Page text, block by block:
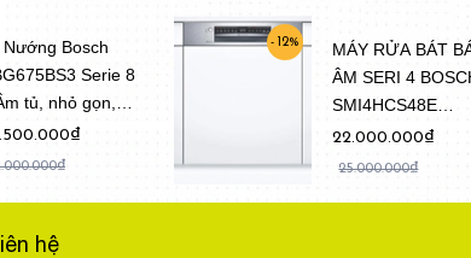
Nướng Bosch
Serie 8
tủ, nhỏ gọn,
tích 47 Lít
12%
MÁY RỬA BÁT
ÂM SERI 4
SMI4HCS48E
(Model 2021)
22.000.000₫
25.000.000₫
hệ